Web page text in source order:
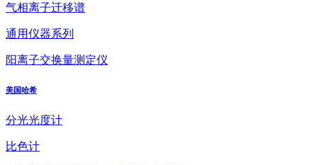
气相离子迁移谱
通用仪器系列
阳离子交换量测定仪
美国哈希
分光光度计
比色计